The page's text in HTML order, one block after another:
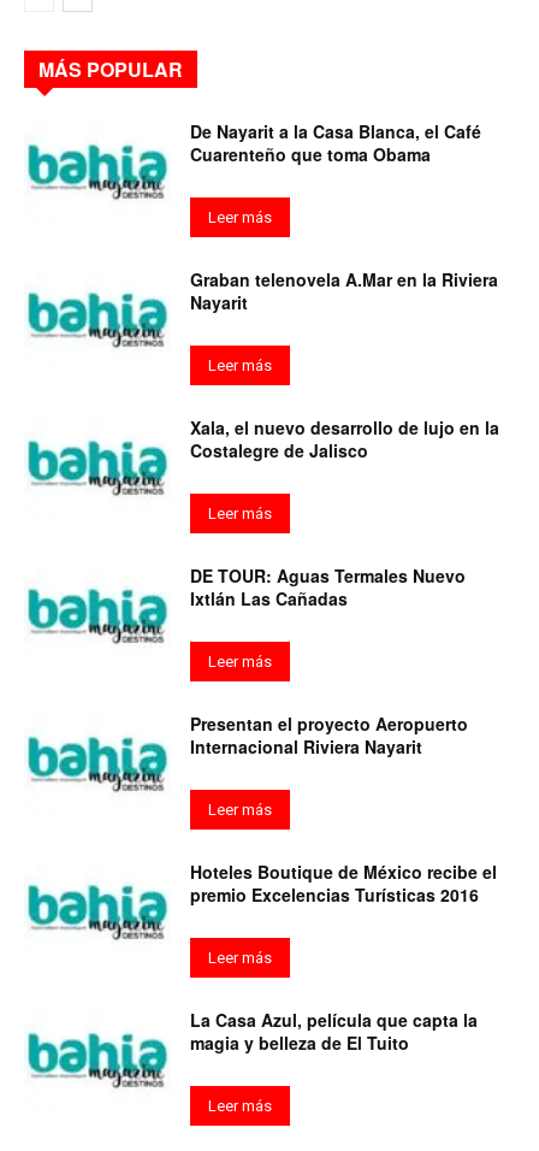
MÁS POPULAR
De Nayarit a la Casa Blanca, el Café
Cuarenteño que toma Obama
Leer más
Graban telenovela A.Mar en la Riviera
Nayarit
Leer más
Xala, el nuevo desarrollo de lujo en la
Costalegre de Jalisco
Leer más
DE TOUR: Aguas Termales Nuevo
Ixtlán Las Cañadas
Leer más
Presentan el proyecto Aeropuerto
Internacional Riviera Nayarit
Leer más
Hoteles Boutique de México recibe el
premio Excelencias Turísticas 2016
Leer más
La Casa Azul, película que capta la
magia y belleza de El Tuito
Leer más